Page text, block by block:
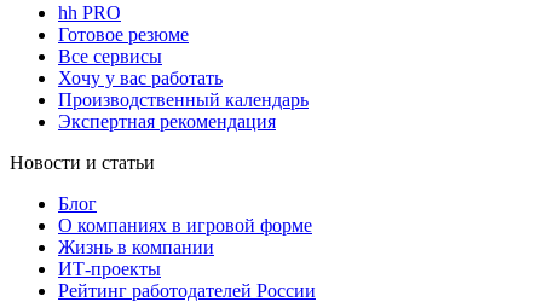
hh PRO
Готовое резюме
Все сервисы
Хочу у вас работать
Производственный календарь
Экспертная рекомендация
Новости и статьи
Блог
О компаниях в игровой форме
Жизнь в компании
ИТ-проекты
Рейтинг работодателей России